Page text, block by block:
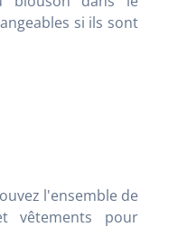
si ils sont
l'ensemble de
vêtements pour